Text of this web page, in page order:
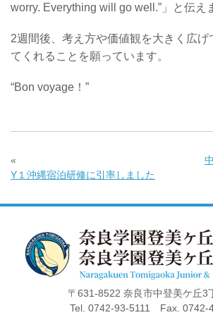
worry. Everything will go well.”」と伝え
2週間後、考え方や価値観を大きく広げ
てくれることを願っています。
“Bon voyage ！”
«
Y１沖縄宿泊研修に引率しました
〒631-8522 奈良市中登美ケ丘3
Tel. 0742-93-5111 Fax. 0742-